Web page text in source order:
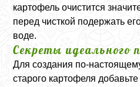
картофель очистится
перед чисткой подержать
воде.
Секреты идеального
Для создания по-
старого картофеля